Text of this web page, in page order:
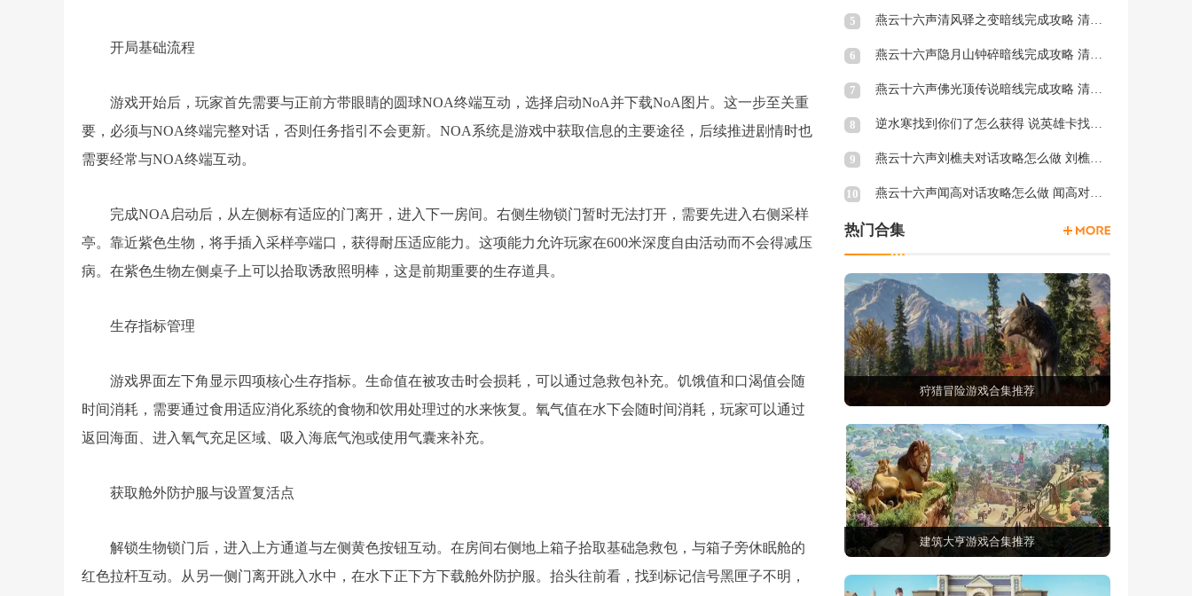
开局基础流程
游戏开始后，玩家首先需要与正前方带眼睛的圆球NOA终端互动，选择启动NoA并下载NoA图片。这一步至关重
要，必须与NOA终端完整对话，否则任务指引不会更新。NOA系统是游戏中获取信息的主要途径，后续推进剧情时也
需要经常与NOA终端互动。
完成NOA启动后，从左侧标有适应的门离开，进入下一房间。右侧生物锁门暂时无法打开，需要先进入右侧采样
亭。靠近紫色生物，将手插入采样亭端口，获得耐压适应能力。这项能力允许玩家在600米深度自由活动而不会得减压
病。在紫色生物左侧桌子上可以拾取诱敌照明棒，这是前期重要的生存道具。
生存指标管理
游戏界面左下角显示四项核心生存指标。生命值在被攻击时会损耗，可以通过急救包补充。饥饿值和口渴值会随
时间消耗，需要通过食用适应消化系统的食物和饮用处理过的水来恢复。氧气值在水下会随时间消耗，玩家可以通过
返回海面、进入氧气充足区域、吸入海底气泡或使用气囊来补充。
获取舱外防护服与设置复活点
解锁生物锁门后，进入上方通道与左侧黄色按钮互动。在房间右侧地上箱子拾取基础急救包，与箱子旁休眠舱的
红色拉杆互动。从另一侧门离开跳入水中，在水下正下方下载舱外防护服。抬头往前看，找到标记信号黑匣子不明，
5 燕云十六声清风驿之变暗线完成攻略 清河清风驿之变暗涌怎么触发
6 燕云十六声隐月山钟碎暗线完成攻略 清河隐月山钟碎暗涌怎么触发
7 燕云十六声佛光顶传说暗线完成攻略 清河佛光顶传说暗涌怎么触发
8 逆水寒找到你们了怎么获得 说英雄卡找到你们了获得方法
9 燕云十六声刘樵夫对话攻略怎么做 刘樵夫对话结交攻略一览
10 燕云十六声闻高对话攻略怎么做 闻高对话结交攻略一览
热门合集
狩猎冒险游戏合集推荐
建筑大亨游戏合集推荐